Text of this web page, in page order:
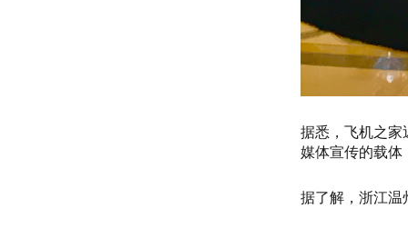
据悉，飞机之家
媒体宣传的载体
据了解，浙江温